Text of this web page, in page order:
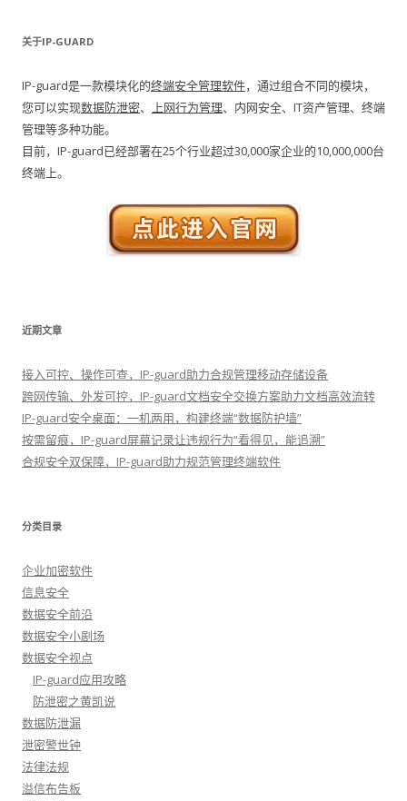
关于IP-GUARD
IP-guard是一款模块化的终端安全管理软件，通过组合不同的模块，
您可以实现数据防泄密、 上网行为管理、内网安全、IT资产管理、终端
管理等多种功能。
目前，IP-guard已经部署在25个行业超过30,000家企业的10,000,000台
终端上。
近期文章
接入可控、操作可查，IP-guard助力合规管理移动存储设备
跨网传输、外发可控，IP-guard文档安全交换方案助力文档高效流转
IP-guard安全桌面：一机两用，构建终端“数据防护墙”
按需留痕，IP-guard屏幕记录让违规行为“看得见，能追溯”
合规安全双保障，IP-guard助力规范管理终端软件
分类目录
企业加密软件
信息安全
数据安全前沿
数据安全小剧场
数据安全视点
IP-guard应用攻略
防泄密之黄凯说
数据防泄漏
泄密警世钟
法律法规
溢信布告板